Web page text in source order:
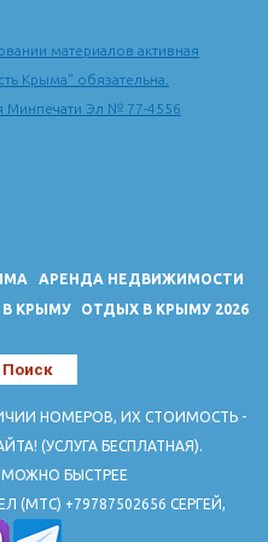
по ул. Речной, 133. Тел
8-19 вв.
материалов активная
Крыма" обязательна.
Минпечати Эл № 77-4556
АРЕНДА НЕДВИЖИМОСТИ
КРЫМУ
ОТДЫХ В КРЫМУ 2026
НОМЕРОВ, ИХ СТОИМОСТЬ -
(УСЛУГА БЕСПЛАТНАЯ).
МОЖНО БЫСТРЕЕ
+79787502656 СЕРГЕЙ,